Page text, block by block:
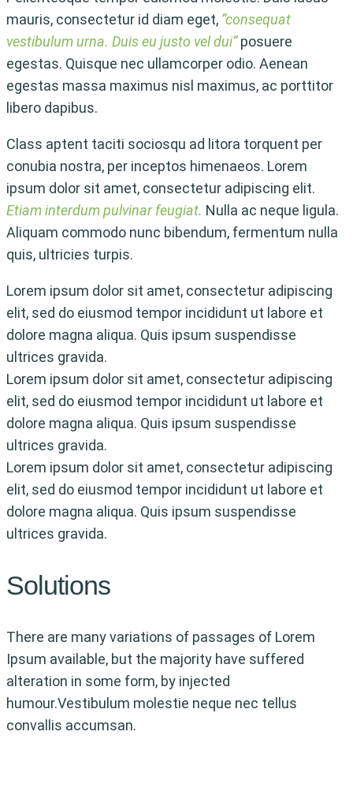
mauris, consectetur id diam eget, “consequat
vestibulum urna. Duis eu justo vel dui”posuere
egestas. Quisque nec ullamcorper odio. Aenean
egestas massa maximus nisl maximus, ac porttitor
libero dapibus.
Class aptent taciti sociosqu ad litora torquent per
conubia nostra, per inceptos himenaeos. Lorem
ipsum dolor sit amet, consectetur adipiscing elit.
Etiam interdum pulvinar feugiat. Nulla ac neque ligula.
Aliquam commodo nunc bibendum, fermentum nulla
quis, ultricies turpis.
Lorem ipsum dolor sit amet, consectetur adipiscing
elit, sed do eiusmod tempor incididunt ut labore et
dolore magna aliqua. Quis ipsum suspendisse
ultrices gravida.
Lorem ipsum dolor sit amet, consectetur adipiscing
elit, sed do eiusmod tempor incididunt ut labore et
dolore magna aliqua. Quis ipsum suspendisse
ultrices gravida.
Lorem ipsum dolor sit amet, consectetur adipiscing
elit, sed do eiusmod tempor incididunt ut labore et
dolore magna aliqua. Quis ipsum suspendisse
ultrices gravida.
Solutions
There are many variations of passages of Lorem
Ipsum available, but the majority have suffered
alteration in some form, by injected
humour.Vestibulum molestie neque nec tellus
convallis accumsan.